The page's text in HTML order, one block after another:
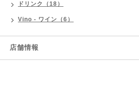
ドリンク（18）
Vino - ワイン（6）
店舗情報